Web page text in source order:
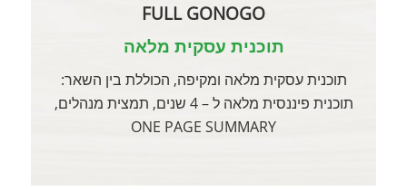
FULL GONOGO
תוכנית עסקית מלאה
תוכנית עסקית מלאה ומקיפה, הכוללת בין השאר:
תוכנית פיננסית מלאה ל – 4 שנים, תמצית מנהלים,
ONE PAGE SUMMARY